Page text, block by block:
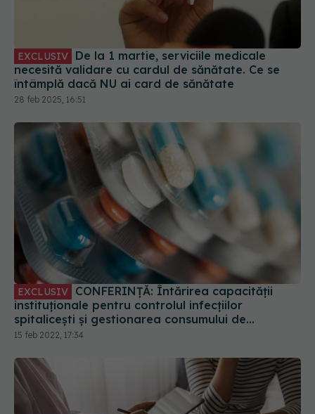
EXCLUSIV
necesită validare cu cardul de sănătate. Ce se
întâmplă dacă NU ai card de sănătate
28 feb 2025, 16:51
EXCLUSIV
instituționale pentru controlul infecțiilor
spitalicești și gestionarea consumului de
antibiotice. VIDEO
15 feb 2022, 17:34